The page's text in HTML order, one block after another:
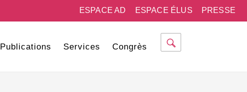
PRESSE
ESPACE ÉLUS
ESPACE AD
Publications Services Congrès